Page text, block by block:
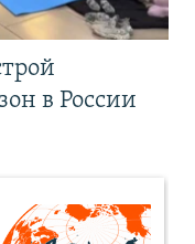
в России